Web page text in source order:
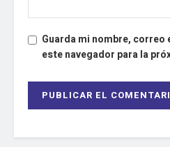
Guarda mi nombre, correo
este navegador para la